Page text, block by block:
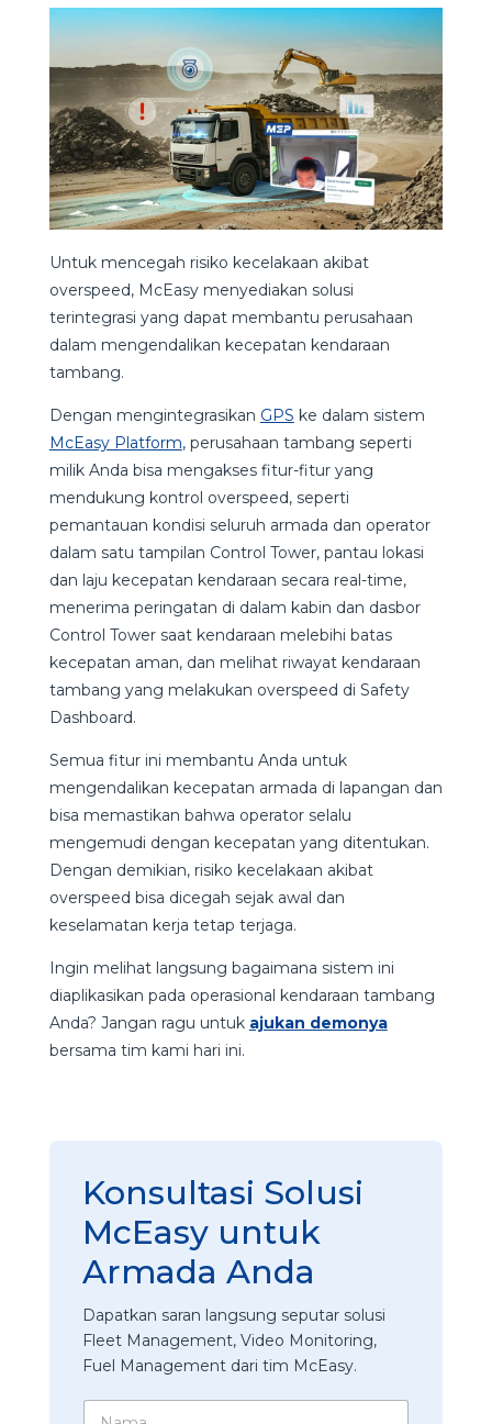
Untuk mencegah risiko kecelakaan akibat
overspeed, McEasy menyediakan solusi
terintegrasi yang dapat membantu perusahaan
dalam mengendalikan kecepatan kendaraan
tambang.
Dengan mengintegrasikan GPS ke dalam sistem
McEasy Platform, perusahaan tambang seperti
milik Anda bisa mengakses fitur-fitur yang
mendukung kontrol overspeed, seperti
pemantauan kondisi seluruh armada dan operator
dalam satu tampilan Control Tower, pantau lokasi
dan laju kecepatan kendaraan secara real-time,
menerima peringatan di dalam kabin dan dasbor
Control Tower saat kendaraan melebihi batas
kecepatan aman, dan melihat riwayat kendaraan
tambang yang melakukan overspeed di Safety
Dashboard.
Semua fitur ini membantu Anda untuk
mengendalikan kecepatan armada di lapangan dan
bisa memastikan bahwa operator selalu
mengemudi dengan kecepatan yang ditentukan.
Dengan demikian, risiko kecelakaan akibat
overspeed bisa dicegah sejak awal dan
keselamatan kerja tetap terjaga.
Ingin melihat langsung bagaimana sistem ini
diaplikasikan pada operasional kendaraan tambang
Anda? Jangan ragu untuk ajukan demonya
bersama tim kami hari ini.
Konsultasi Solusi
McEasy untuk
Armada Anda
Dapatkan saran langsung seputar solusi
Fleet Management, Video Monitoring,
Fuel Management dari tim McEasy.
N